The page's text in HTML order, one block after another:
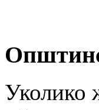
Уколико